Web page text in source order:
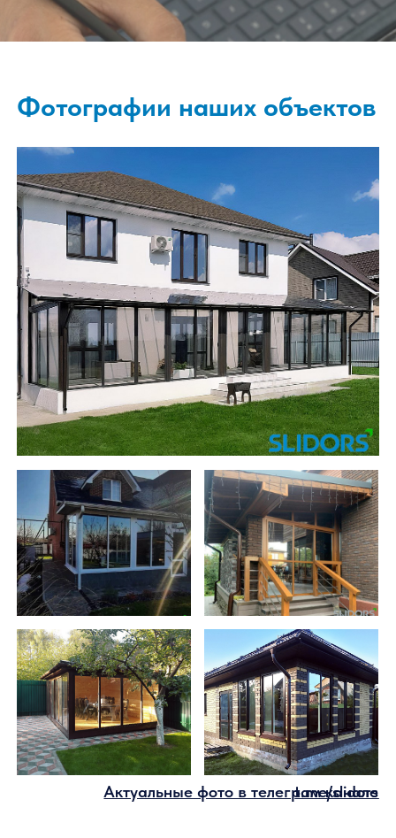
Я соглашаюсь на обработку персональных данных
Фотографии наших
Покупатели из Москвы и МО
могут забронировать скидку
10%
Параметры скидки для
покупателей из других регионов
будут предоставлены по вашей
заявке
Готовое остекление
раздвижными системами
Слайдорс от 4000 рублей за м2
Бесплатный расчет
Без переплат — остекление от
производителя
Гарантия — 3 года